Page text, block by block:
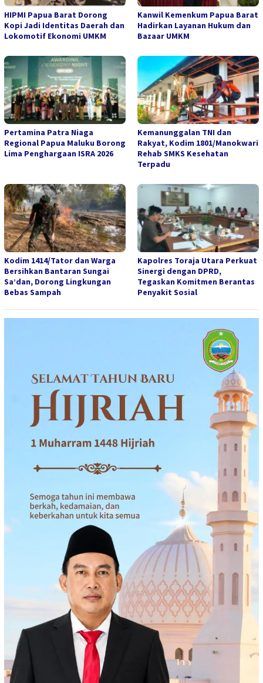
HIPMI Papua Barat Dorong
Kopi Jadi Identitas Daerah dan
Lokomotif Ekonomi UMKM
Kanwil Kemenkum Papua Barat
Hadirkan Layanan Hukum dan
Bazaar UMKM
Pertamina Patra Niaga
Regional Papua Maluku Borong
Lima Penghargaan ISRA 2026
Kemanunggalan TNI dan
Rakyat, Kodim 1801/Manokwari
Rehab SMKS Kesehatan
Terpadu
Kodim 1414/Tator dan Warga
Bersihkan Bantaran Sungai
Sa’dan, Dorong Lingkungan
Bebas Sampah
Kapolres Toraja Utara Perkuat
Sinergi dengan DPRD,
Tegaskan Komitmen Berantas
Penyakit Sosial